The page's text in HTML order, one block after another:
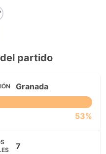
partido
Granada
53%
7